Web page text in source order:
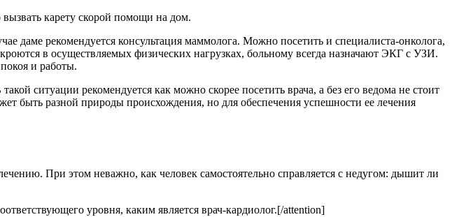
карету скорой помощи на дом.
даме рекомендуется консультация маммолога. Можно посетить и специалиста-онколога,
в осуществляемых физических нагрузках, больному всегда назначают ЭКГ с УЗИ.
и работы.
ситуации рекомендуется как можно скорее посетить врача, а без его ведома не стоит
быть разной природы происхождения, но для обеспечения успешности ее лечения
При этом неважно, как человек самостоятельно справляется с недугом: дышит ли
уровня, каким является врач-кардиолог.[/attention]